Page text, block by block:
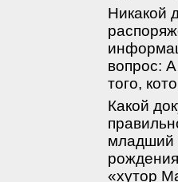
Никакой
вопрос:
того,
Какой
младший
«хутор